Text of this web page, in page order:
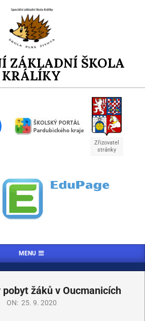
ZÁKLADNÍ ŠKOLA
KRÁLÍKY
Zřizovatel
stránky
MENU
pobyt žáků v Oucmanicích
ON: 25. 9. 2020